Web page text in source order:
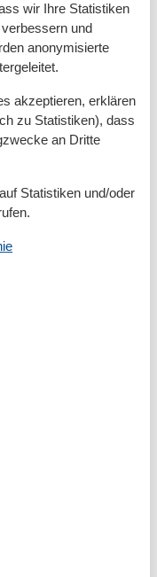
2
wir Ihre Statistiken
und
anonymisierte
akzeptieren, erklären
zu Statistiken), dass
an Dritte
Statistiken und/oder